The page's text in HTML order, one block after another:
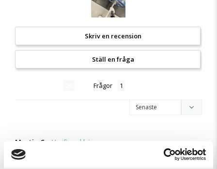
Skriv en recension
Ställ en fråga
Frågor
Martin C.